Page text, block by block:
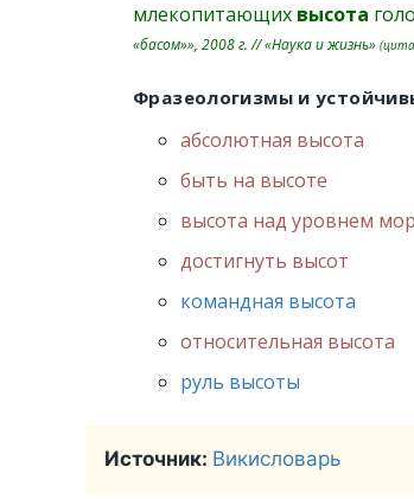
млекопитающих высота
«басом»», 2008 г. // «Наука и жизнь»
Фразеологизмы и
абсолютная высота
быть на высоте
высота над уровнем
достигнуть высот
командная высота
относительная высота
руль высоты
Источник: Викисловарь